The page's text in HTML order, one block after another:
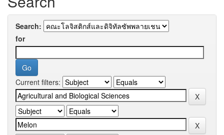
Search:
for
Current filters: